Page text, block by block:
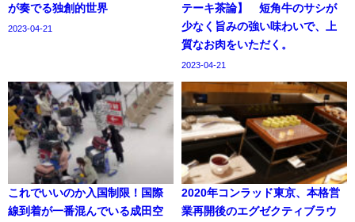
が奏でる独創的世界
2023-04-21
テーキ茶論】 短角牛のサシが
少なく旨みの強い味わいで、上
質なお肉をいただく。
2023-04-21
これでいいのか入国制限！国際
線到着が一番混んでいる成田空
2020年コンラッド東京、本格営
業再開後のエグゼクティブラウ